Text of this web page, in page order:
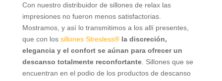
Con nuestro distribuidor de sillones de relax las
impresiones no fueron menos satisfactorias.
Mostramos, y así lo transmitimos a los allí presentes,
que con lossillones Stresless® la discreción,
elegancia y el confort se aúnan para ofrecer un
descanso totalmente reconfortante. Sillones que se
encuentran en el podio de los productos de descanso